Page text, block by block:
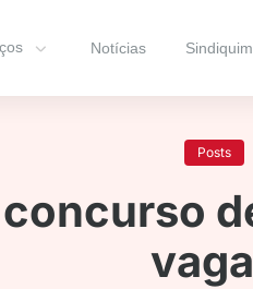
Notícias Sindiquim
Posts
concurso